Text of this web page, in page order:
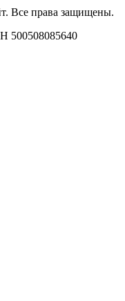
Все права защищены.
500508085640